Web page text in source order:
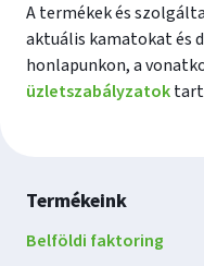
A termékek és
aktuális kamatokat és
honlapunkon, a
üzletszabályzatok
Lábléc
navigáció
Termékeink
Belföldi faktoring